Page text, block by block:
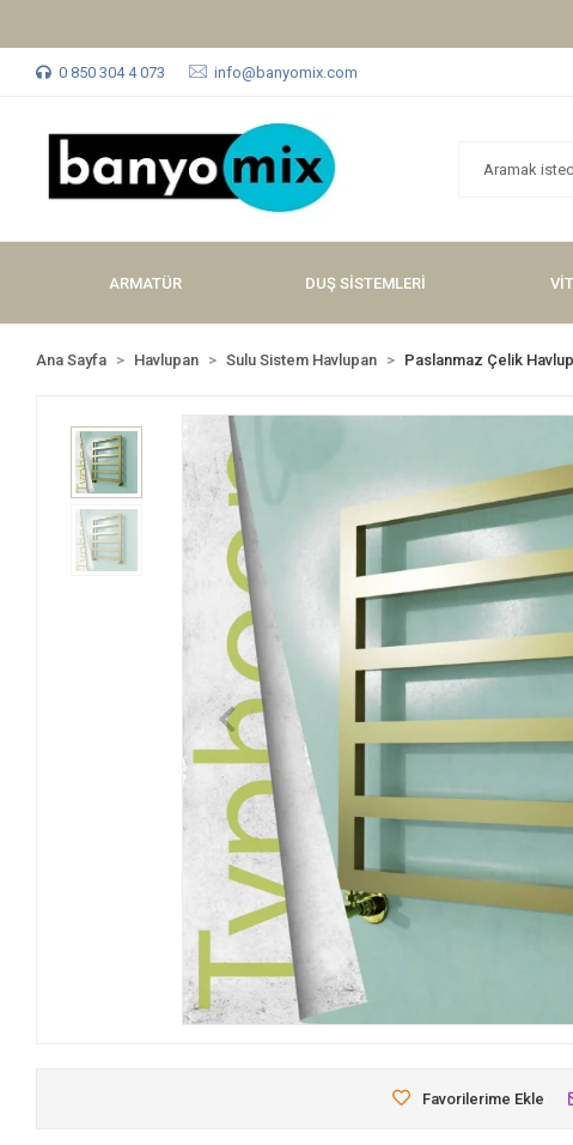
0 850 304 4 073 info@banyomix.com
ARMATÜR DUŞ SİSTEMLERİ
Ana Sayfa Havlupan Sulu Sistem Havlupan Paslanmaz Çelik
Favorilerime Ekle